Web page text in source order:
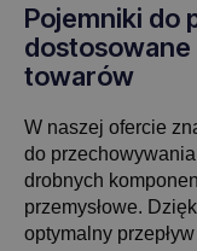
Pojemniki do
towarów
W naszej ofercie
do
drobnych
przemysłowe.
optymalny